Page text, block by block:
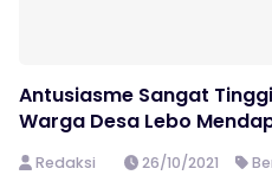
Antusiasme Sangat
Warga Desa Lebo
Redaksi 26/10/2021